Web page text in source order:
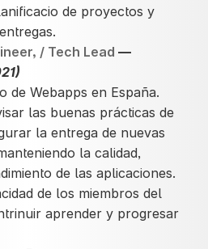
de proyectos y
/ Tech Lead —
de Webapps en España.
las buenas prácticas de
la entrega de nuevas
la calidad,
de las aplicaciones.
de los miembros del
aprender y progresar